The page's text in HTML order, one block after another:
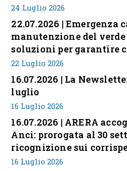
24 Luglio 2026
22.07.2026 | Emergenza
manutenzione del verde
soluzioni per garantire
22 Luglio 2026
16.07.2026 | La
luglio
16 Luglio 2026
16.07.2026 | ARERA
Anci: prorogata al 30
ricognizione sui
16 Luglio 2026